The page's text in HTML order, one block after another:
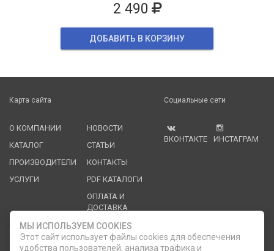
2 490
ДОБАВИТЬ В КОРЗИНУ
Карта сайта
О КОМПАНИИ
КАТАЛОГ
ПРОИЗВОДИТЕЛИ
УСЛУГИ
НОВОСТИ
СТАТЬИ
КОНТАКТЫ
PDF КАТАЛОГИ
ОПЛАТА И
ДОСТАВКА
Социальные сети
ВКОНТАКТЕ ИНСТАГРАМ
Служба клиентской поддержки
МЫ ИСПОЛЬЗУЕМ COOKIES
Этот сайт использует файлы cookies для обеспечения
удобства пользователей, анализа трафика и